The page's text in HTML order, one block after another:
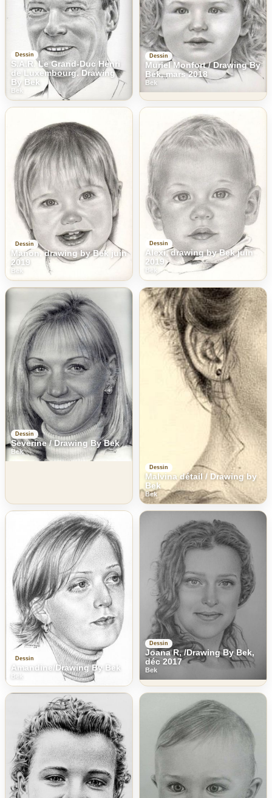
Dessin
S.A.R. Le Grand-Duc Henri
de Luxembourg. Drawing
By Bek
Bek
Dessin
Muriel Monfort / Drawing By
Bek, mars 2018
Bek
Dessin
Manon, drawing by Bek juin
2019
Bek
Dessin
Alexi, drawing by Bek juin
2019
Bek
Dessin
Severine / Drawing By Bek
Bek
Dessin
Malvina détail / Drawing by
Bek
Bek
Dessin
Amandine/Drawing By Bek
Bek
Dessin
Joana R, /Drawing By Bek,
déc 2017
Bek